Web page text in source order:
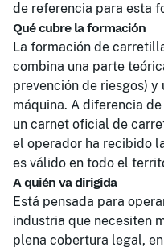
de referencia para esta
Qué cubre la formación
La formación de
combina una parte
prevención de riesgos)
máquina. A diferencia
un carnet oficial de
el operador ha recibido
es válido en todo el
A quién va dirigida
Está pensada para
industria que necesiten
plena cobertura legal,